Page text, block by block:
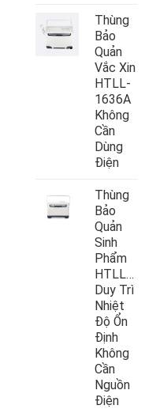
Thùng
Bảo
Quản
Vắc Xin
HTLL-
1636A
Không
Cần
Dùng
Điện
Thùng
Bảo
Quản
Sinh
Phẩm
Duy Trì
Nhiệt
Độ Ổn
Định
Không
Cần
Nguồn
Điện